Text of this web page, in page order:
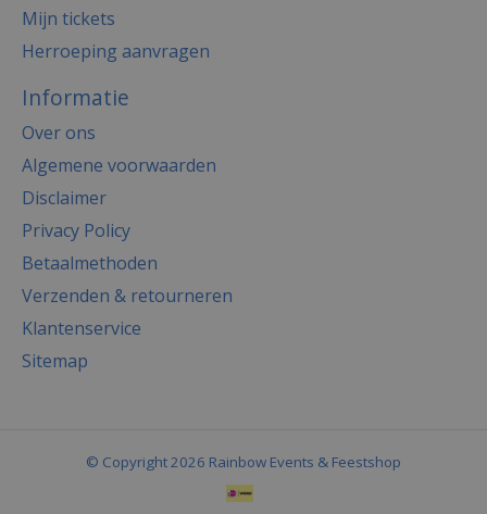
Mijn tickets
Herroeping aanvragen
Informatie
Over ons
Algemene voorwaarden
Disclaimer
Privacy Policy
Betaalmethoden
Verzenden & retourneren
Klantenservice
Sitemap
© Copyright 2026 Rainbow Events & Feestshop